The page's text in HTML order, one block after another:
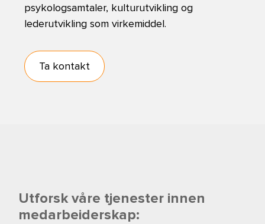
psykologsamtaler, kulturutvikling og
lederutvikling som virkemiddel.
Ta kontakt
Utforsk våre tjenester innen
medarbeiderskap: